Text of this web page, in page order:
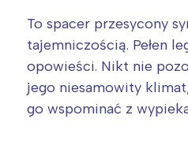
To spacer przesycony
tajemniczością. Pełen
opowieści. Nikt nie
jego niesamowity
go wspominać z